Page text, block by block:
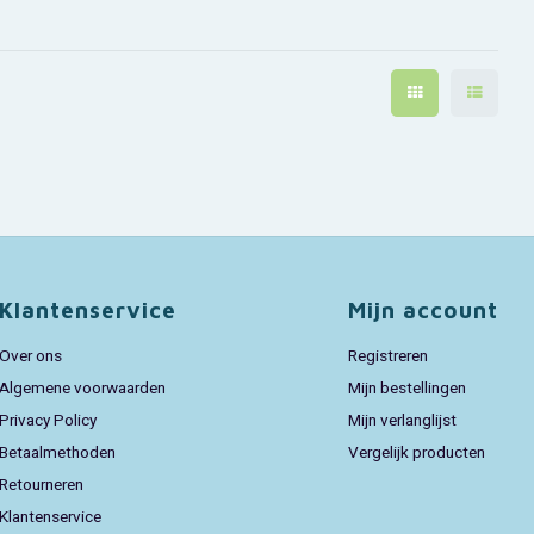
Klantenservice
Over ons
Algemene voorwaarden
Privacy Policy
Betaalmethoden
Retourneren
Klantenservice
Mijn account
Registreren
Mijn bestellingen
Mijn verlanglijst
Vergelijk producten